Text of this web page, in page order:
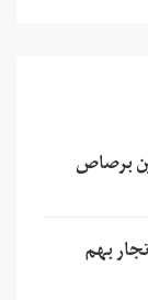
برصاص
بهم